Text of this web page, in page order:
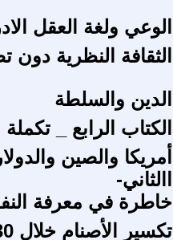
الوعي ولغة العقل
الثقافة النظرية
الدين والسلطة
الكتاب الرابع _ تكملة
أمريكا والصين
االثاني-
خاطرة في معرفة